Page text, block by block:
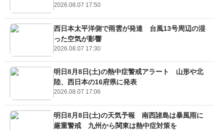
2026.08.07 17:50
西日本太平洋側で雨雲が発達 台風13号周辺の湿
った空気が影響
2026.08.07 17:30
明日8月8日(土)の熱中症警戒アラート 山形や北
陸、西日本の16府県に発表
2026.08.07 17:06
明日8月8日(土)の天気予報 南西諸島は暴風雨に
厳重警戒 九州から関東は熱中症対策を